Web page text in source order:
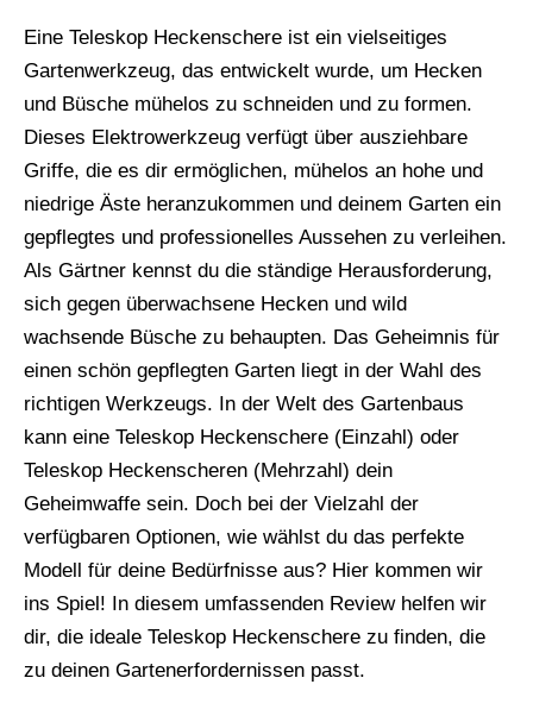
Eine Teleskop Heckenschere ist ein vielseitiges
Gartenwerkzeug, das entwickelt wurde, um Hecken
und Büsche mühelos zu schneiden und zu formen.
Dieses Elektrowerkzeug verfügt über ausziehbare
Griffe, die es dir ermöglichen, mühelos an hohe und
niedrige Äste heranzukommen und deinem Garten ein
gepflegtes und professionelles Aussehen zu verleihen.
Als Gärtner kennst du die ständige Herausforderung,
sich gegen überwachsene Hecken und wild
wachsende Büsche zu behaupten. Das Geheimnis für
einen schön gepflegten Garten liegt in der Wahl des
richtigen Werkzeugs. In der Welt des Gartenbaus
kann eine Teleskop Heckenschere (Einzahl) oder
Teleskop Heckenscheren (Mehrzahl) dein
Geheimwaffe sein. Doch bei der Vielzahl der
verfügbaren Optionen, wie wählst du das perfekte
Modell für deine Bedürfnisse aus? Hier kommen wir
ins Spiel! In diesem umfassenden Review helfen wir
dir, die ideale Teleskop Heckenschere zu finden, die
zu deinen Gartenerfordernissen passt.